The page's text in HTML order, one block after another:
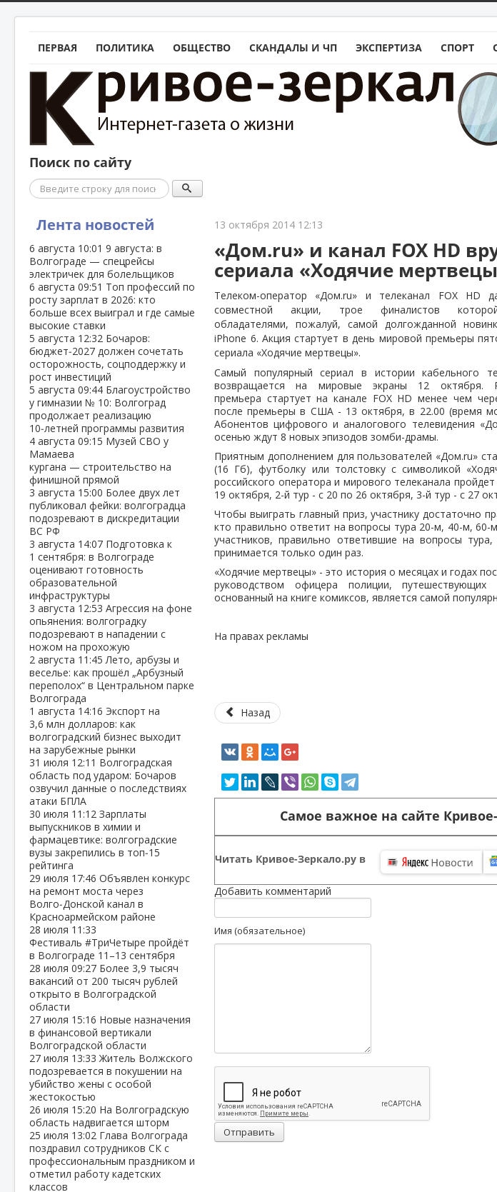
ПЕРВАЯ ПОЛИТИКА ОБЩЕСТВО СКАНДАЛЫ И ЧП ЭКСПЕРТИЗА СПОРТ
Поиск по сайту
Поиск
Лента новостей
6 августа 10:01 9 августа: в
Волгограде — спецрейсы
электричек для болельщиков
6 августа 09:51 Топ профессий по
росту зарплат в 2026: кто
больше всех выиграл и где самые
высокие ставки
5 августа 12:32 Бочаров:
бюджет‑2027 должен сочетать
осторожность, соцподдержку и
рост инвестиций
5 августа 09:44 Благоустройство
у гимназии № 10: Волгоград
продолжает реализацию
10‑летней программы развития
4 августа 09:15 Музей СВО у
Мамаева
кургана — строительство на
финишной прямой
3 августа 15:00 Более двух лет
публиковал фейки: волгоградца
подозревают в дискредитации
ВС РФ
3 августа 14:07 Подготовка к
1 сентября: в Волгограде
оценивают готовность
образовательной
инфраструктуры
3 августа 12:53 Агрессия на фоне
опьянения: волгоградку
подозревают в нападении с
ножом на прохожую
2 августа 11:45Лето, арбузы и
веселье: как прошёл „Арбузный
переполох“ в Центральном парке
Волгограда
1 августа 14:16 Экспорт на
3,6 млн долларов: как
волгоградский бизнес выходит
на зарубежные рынки
31 июля 12:11 Волгоградская
область под ударом: Бочаров
озвучил данные о последствиях
атаки БПЛА
30 июля 11:12 Зарплаты
выпускников в химии и
фармацевтике: волгоградские
вузы закрепились в топ‑15
рейтинга
29 июля 17:46 Объявлен конкурс
на ремонт моста через
Волго‑Донской канал в
Красноармейском районе
28 июля 11:33
Фестиваль #ТриЧетыре пройдёт
в Волгограде 11–13 сентября
28 июля 09:27 Более 3,9 тысяч
вакансий от 200 тысяч рублей
открыто в Волгоградской
области
27 июля 15:16 Новые назначения
в финансовой вертикали
Волгоградской области
27 июля 13:33Житель Волжского
подозревается в покушении на
убийство жены с особой
жестокостью
26 июля 15:20 На Волгоградскую
область надвигается шторм
25 июля 13:02 Глава Волгограда
поздравил сотрудников СК с
профессиональным праздником и
отметил работу кадетских
классов
13 октября 2014 12:13
«Дом.ru» и канал FOX HD
сериала «Ходячие
Телеком-оператор «Дом.ru» и телеканал FOX HD
совместной акции, трое финалистов
обладателями, пожалуй, самой долгожданной
iPhone 6. Акция стартует в день мировой премьеры
сериала «Ходячие мертвецы».
Самый популярный сериал в истории кабельного
возвращается на мировые экраны 12 октября.
премьера стартует на канале FOX HD менее чем
после премьеры в США - 13 октября, в 22.00 (время
Абонентов цифрового и аналогового телевидения
осенью ждут 8 новых эпизодов зомби-драмы.
Приятным дополнением для пользователей «Дом.ru»
(16 Гб), футболку или толстовку c символикой
российского оператора и мирового телеканала
19 октября, 2-й тур - с 20 по 26 октября, 3-й тур - с 27
Чтобы выиграть главный приз, участнику достаточно
кто правильно ответит на вопросы тура 20-м, 40-м,
участников, правильно ответившие на вопросы
принимается только один раз.
«Ходячие мертвецы» - это история о месяцах и годах
руководством офицера полиции,
основанный на книге комиксов, является самой
На правах рекламы
Назад
Самое важное на сайте
Читать Кривое-Зеркало.ру в
Добавить комментарий
Имя (обязательное)
Отправить